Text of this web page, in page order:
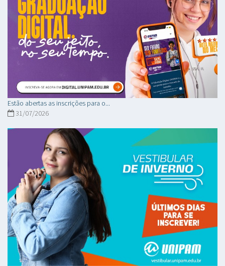
Estão abertas as inscrições para o...
31/07/2026